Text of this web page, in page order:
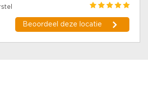
Beoordeel deze locatie